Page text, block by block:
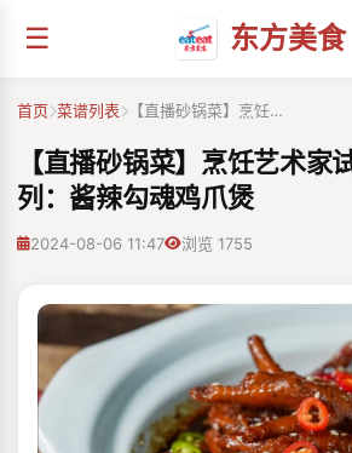
☰ 东方美食
首页 菜谱列表 【直播砂锅菜】烹饪…
【直播砂锅菜】烹饪艺术家
列：酱辣勾魂鸡爪煲
2024-08-06 11:47 浏览 1755